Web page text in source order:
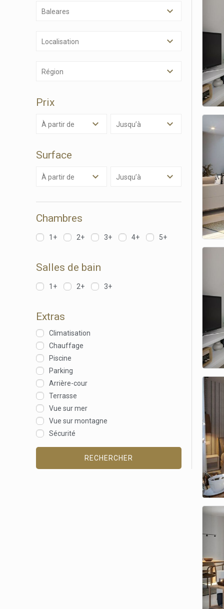
Baleares
Localisation
Région
Prix
à partir de Jusqu’à
Surface
à partir de Jusqu’à
Chambres
1+ 2+ 3+ 4+ 5+
Salles de bain
1+ 2+ 3+
Extras
Climatisation
Chauffage
Piscine
Parking
Arrière-cour
Terrasse
Vue sur mer
Vue sur montagne
Sécurité
RECHERCHER
Ce
telle
Ils
Web
Ces
site